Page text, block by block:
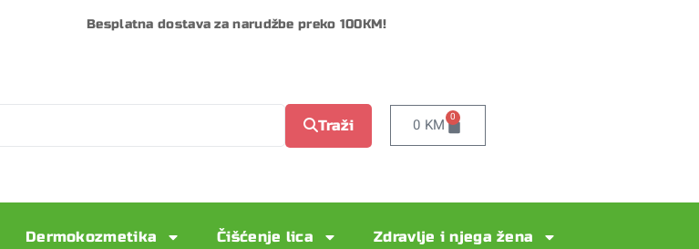
Besplatna dostava za narudžbe preko 100KM!
Traži 0 KM 0
Dermokozmetika Čišćenje lica Zdravlje i njega žena